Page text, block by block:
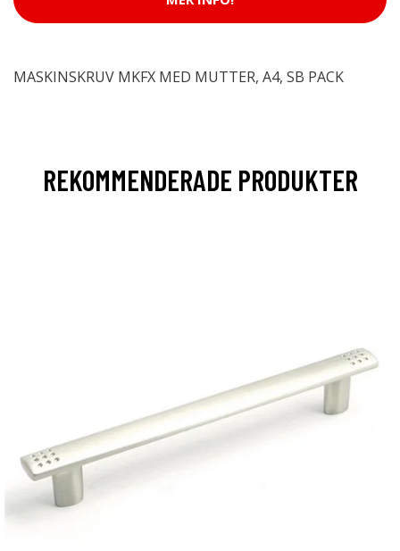
MASKINSKRUV MKFX MED MUTTER, A4, SB PACK
REKOMMENDERADE PRODUKTER